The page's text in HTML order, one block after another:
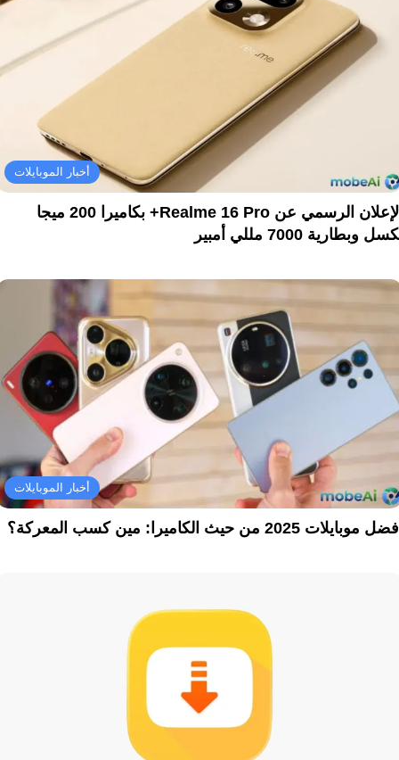
أخبار الموبايلات
الإعلان الرسمي عن Realme 16 Pro+ بكاميرا 200 ميجا
وبطارية 7000 مللي أمبير
أخبار الموبايلات
موبايلات 2025 من حيث الكاميرا: مين كسب المعركة؟